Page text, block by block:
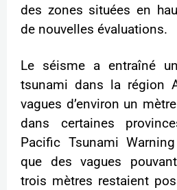
des zones situées en
de nouvelles évaluations.
Le séisme a entraîné
tsunami dans la région
vagues d’environ un
dans certaines
Pacific Tsunami
que des vagues
trois mètres restaient